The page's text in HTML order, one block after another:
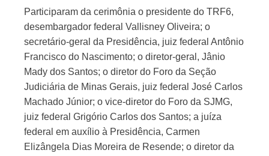
Participaram da cerimônia o presidente do TRF6,
desembargador federal Vallisney Oliveira; o
secretário-geral da Presidência, juiz federal Antônio
Francisco do Nascimento; o diretor-geral, Jânio
Mady dos Santos; o diretor do Foro da Seção
Judiciária de Minas Gerais, juiz federal José Carlos
Machado Júnior; o vice-diretor do Foro da SJMG,
juiz federal Grigório Carlos dos Santos; a juíza
federal em auxílio à Presidência, Carmen
Elizângela Dias Moreira de Resende; o diretor da